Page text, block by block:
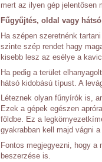
mert az ilyen gép jelentősen
Fűgyűjtés, oldal vagy
Ha szépen szeretnénk
szinte szép rendet hagy
kisebb lesz az esélye a
Ha pedig a terület
hátsó kidobású típust. A
Léteznek olyan fűnyírók is,
Ezek a gépek egészen
földbe. Ez a
gyakrabban kell majd vágni
Fontos megjegyezni, hogy
beszerzése is.